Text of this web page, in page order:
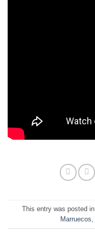
This entry was posted in
Marruecos